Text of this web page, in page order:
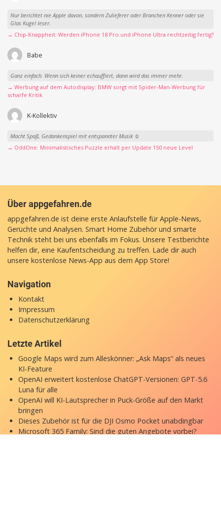
Nur berichtet nie Apple davon, sondern Zulieferer oder Branchen Kenner oder sie
Glas Kugel leser.
→ Chip-Knappheit: Werden iPhone 18 Pro und iPhone Ultra rechtzeitig fertig?
Babe
Ganz einfach. Wenn sich keiner echauffiert, dann wird das immer mehr.
→ Werbung auf dem Autodisplay: BMW sorgt mit Spider-Man-Werbung für
scharfe Kritik
K-Kollektiv
Macht Spaß, Gedankenspiel mit entspannter Musik ☺️
→ OddOne: Minimalistisches Puzzle erhält per Update 150 neue Level
Über appgefahren.de
appgefahren.de ist deine erste Anlaufstelle für Apple-News,
Gerüchte und Analysen. Smart Home Zubehör und smarte
Technik steht bei uns ebenfalls im Fokus. Unsere Testberichte
helfen dir, eine Kaufentscheidung zu treffen. Lade dir auch
unsere kostenlose News-App aus dem App Store!
Navigation
Kontakt
Impressum
Datenschutzerklärung
Letzte Artikel
Google Maps wird zum Alleskönner: „Ask Maps“ als neues
KI-Feature
OpenAI erweitert kostenlose ChatGPT-Versionen: GPT-5.6
Luna für alle
OpenAI will KI-Lautsprecher in Puck-Größe auf den Markt
bringen
Dieses Zubehör ist für die DJI Osmo Pocket unabdingbar
Microsoft 365 Family: Sind die guten Angebote vorbei?